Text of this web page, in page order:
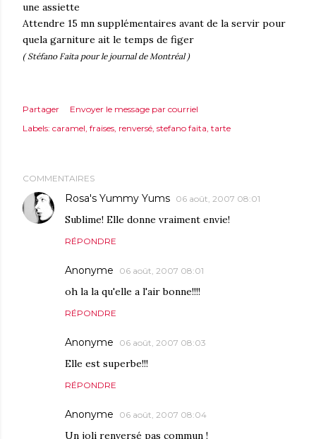
une assiette
Attendre 15 mn supplémentaires avant de la servir pour
quela garniture ait le temps de figer
( Stéfano Faita pour le journal de Montréal )
Partager
Envoyer le message par courriel
Labels: caramel fraises renversé stefano faita tarte
COMMENTAIRES
Rosa's Yummy Yums 06 août, 2007 08:01
Sublime! Elle donne vraiment envie!
RÉPONDRE
Anonyme 06 août, 2007 08:01
oh la la qu'elle a l'air bonne!!!!
RÉPONDRE
Anonyme 06 août, 2007 08:03
Elle est superbe!!!
RÉPONDRE
Anonyme 06 août, 2007 08:04
Un joli renversé pas commun !